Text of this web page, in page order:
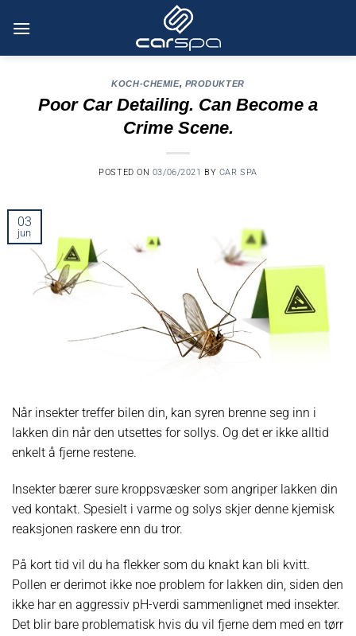
KOCH-CHEMIE, PRODUKTER
Poor Car Detailing. Can Become a
Crime Scene.
POSTED ON 03/06/2021 BY CAR SPA
03
jun
Når insekter treffer bilen din, kan syren brenne seg inn i
lakken din når den utsettes for sollys. Og det er ikke alltid
enkelt å fjerne restene.
Insekter bærer sure kroppsvæsker som angriper lakken din
ved kontakt. Spesielt i varme og solys skjer denne kjemisk
reaksjonen raskere enn du tror.
På kort tid vil du ha flekker som du knakt kan bli kvitt.
Pollen er derimot ikke noe problem for lakken din, siden den
ikke har en aggressiv pH-verdi sammenlignet med insekter.
Det blir bare problematisk hvis du vil fjerne dem med en tørr